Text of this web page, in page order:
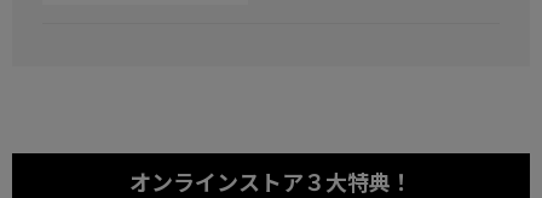
オンラインストア３大特典！